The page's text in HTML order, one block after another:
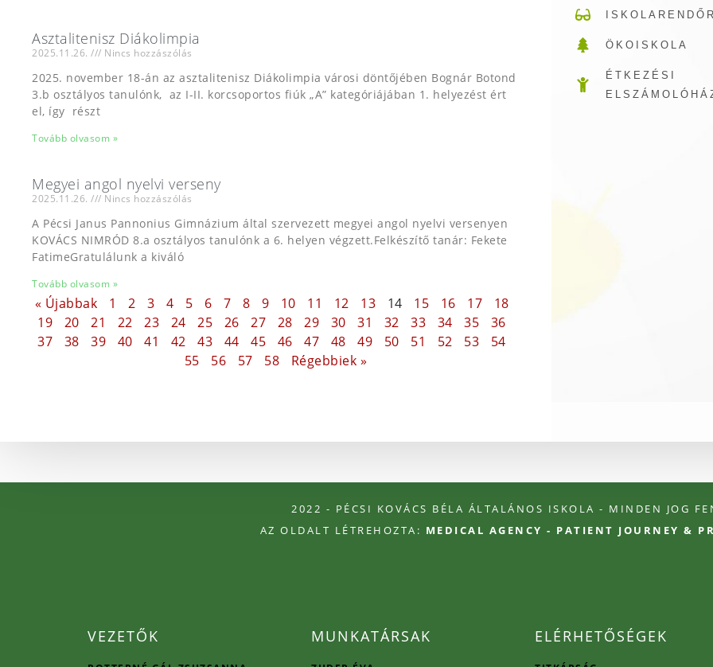
Asztalitenisz Diákolimpia
2025.11.26. Nincs hozzászólás
2025. november 18-án az asztalitenisz Diákolimpia városi döntőjében Bognár Botond
3.b osztályos tanulónk, az I-II. korcsoportos fiúk „A” kategóriájában 1. helyezést ért
el, így részt
Tovább olvasom »
Megyei angol nyelvi verseny
2025.11.26. Nincs hozzászólás
A Pécsi Janus Pannonius Gimnázium által szervezett megyei angol nyelvi versenyen
KOVÁCS NIMRÓD 8.a osztályos tanulónk a 6. helyen végzett.Felkészítő tanár: Fekete
FatimeGratulálunk a kiváló
Tovább olvasom »
« Újabbak 1 2 3 4 5 6 7 8 9 10 11 12 13 14 15 16 17
18
19
20 21 22 23 24 25 26 27 28 29 30 31 32 33 34 35
36
37
38 39 40 41 42 43 44 45 46 47 48 49 50 51 52 53
54
55
56 57 58 Régebbiek »
ÖKOISKOLA
ÉTKEZÉSI
2022 - PÉCSI KOVÁCS BÉLA ÁLTALÁNOS ISKOLA - MINDEN JOG
AZ OLDALT LÉTREHOZTA: MEDICAL AGENCY - PATIENT JOURNEY &
VEZETŐK MUNKATÁRSAK ELÉRHETŐSÉGEK